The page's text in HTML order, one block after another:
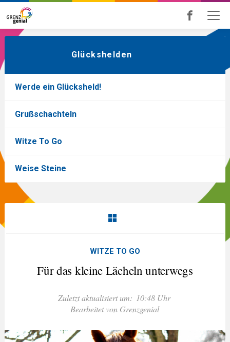
Skip
to
content
Glückshelden
Werde ein Glücksheld!
Grußschachteln
Witze To Go
Weise Steine
WITZE TO GO
Für das kleine Lächeln unterwegs
Zuletzt aktualisiert um: 10:48 Uhr
Bearbeitet von Grenzgenial